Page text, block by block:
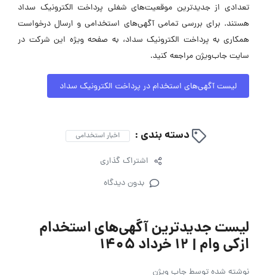
تعدادی از جدیدترین موقعیت‌های شغلی پرداخت الکترونیک سداد
هستند. برای بررسی تمامی آگهی‌های استخدامی و ارسال درخواست
همکاری به پرداخت الکترونیک سداد، به صفحه ویژه این شرکت در
سایت جاب‌ویژن مراجعه کنید.
لیست آگهی‌های استخدام در پرداخت الکترونیک سداد
دسته بندی : اخبار استخدامی
اشتراک گذاری
بدون دیدگاه
لیست جدیدترین آگهی‌های استخدام
ازکی وام | ۱۲ خرداد ۱۴۰۵
نوشته شده توسطجاب ویژن